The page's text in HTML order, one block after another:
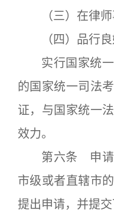
（三）在律师
（四）品行良
实行国家统一
的国家统一司法
证，与国家统一
效力。
第六条 申请
市级或者直辖市
提出申请，并提交